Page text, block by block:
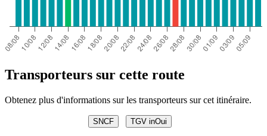
Transporteurs sur cette route
Obtenez plus d'informations sur les transporteurs sur cet itinéraire.
SNCF TGV inOui